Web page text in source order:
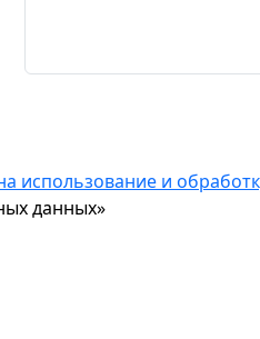
использование и
данных»